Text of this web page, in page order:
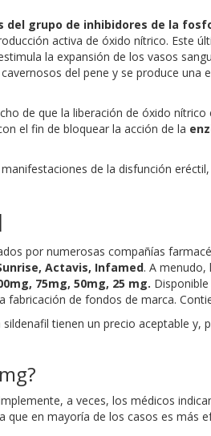
grupo de inhibidores de la
activa de óxido nítrico. Este
la expansión de los vasos
del pene y se produce una
de que la liberación de óxido nítrico
el fin de bloquear la acción de la
de la disfunción
por numerosas compañías
Actavis, Infamed. A menudo,
75mg, 50mg, 25 mg.
de fondos de marca.
tienen un precio aceptable
a veces, los médicos
en mayoría de los casos es más